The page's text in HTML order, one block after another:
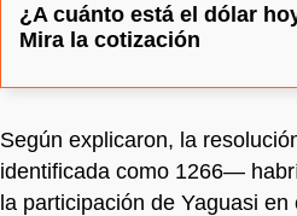
¿A cuánto está el dólar
Mira la cotización
Según explicaron, la
identificada como 1266—
la participación de Yaguasi